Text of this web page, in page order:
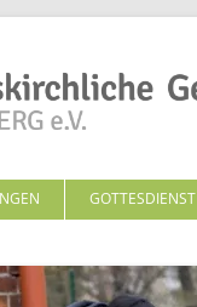
GOTTESDIENST